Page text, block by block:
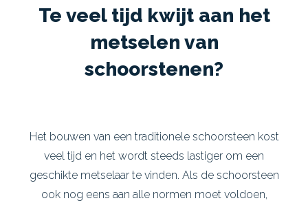
Te veel tijd kwijt aan het
metselen van
schoorstenen?
Het bouwen van een traditionele schoorsteen kost
veel tijd en het wordt steeds lastiger om een
geschikte metselaar te vinden. Als de schoorsteen
ook nog eens aan alle normen moet voldoen,